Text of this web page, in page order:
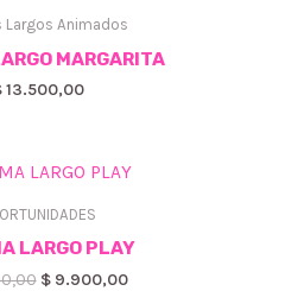
Largos Animados
MARGARITA
13.500,00
LARGO PLAY
El
$9.900,00El